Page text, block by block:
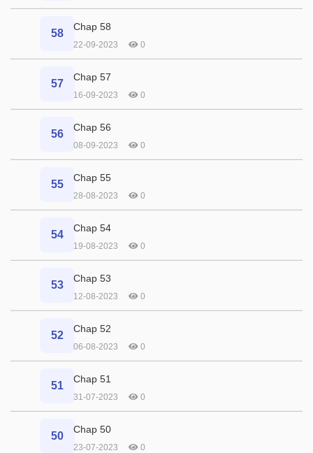
58
Chap 58
22-09-2023 0
57
Chap 57
16-09-2023 0
56
Chap 56
08-09-2023 0
55
Chap 55
28-08-2023 0
54
Chap 54
19-08-2023 0
53
Chap 53
12-08-2023 0
52
Chap 52
06-08-2023 0
51
Chap 51
31-07-2023 0
50
Chap 50
23-07-2023 0